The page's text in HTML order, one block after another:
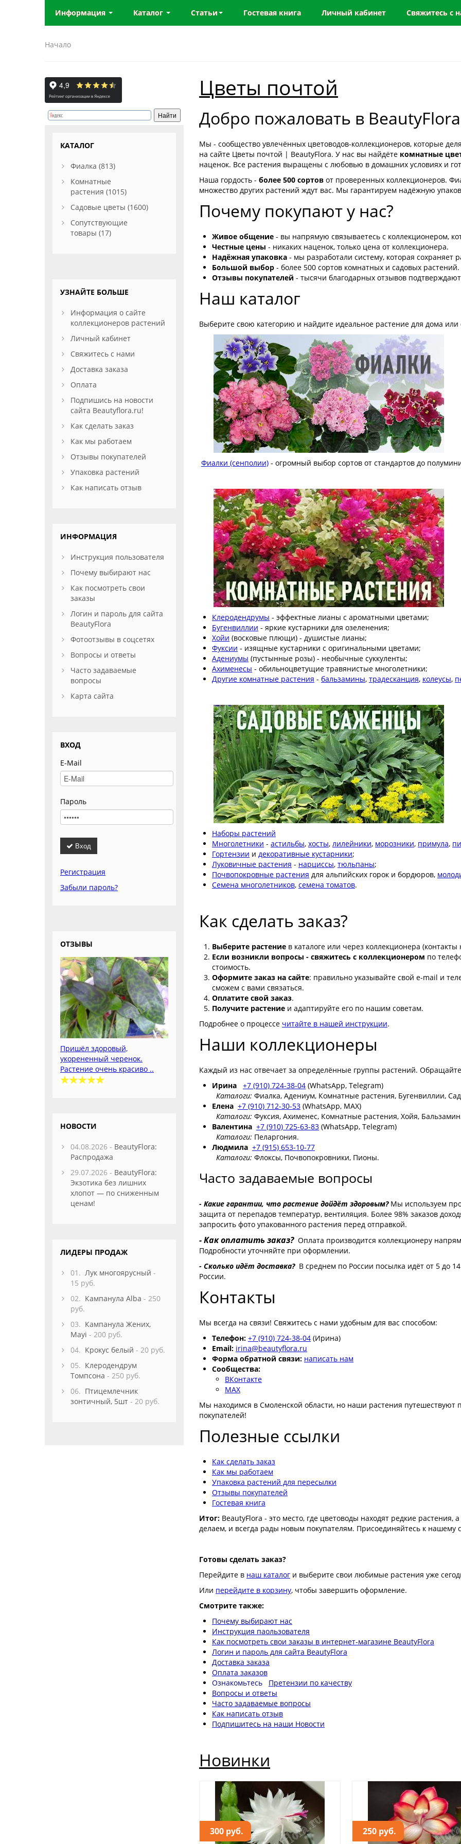
Информация Каталог Статьи Гостевая книга Личный кабинет Свяжитесь с
Начало
Цветы почтой
Добро пожаловать в
Мы - сообщество увлечённых цветоводов-коллекционеров, которые
на сайте Цветы почтой | BeautyFlora. У нас вы найдёте комнатные
наценок. Все растения выращены с любовью в домашних условиях и
Наша гордость -более 500 сортов от проверенных коллекционеров.
множество других растений ждут вас. Мы гарантируем надёжную
Почему покупают у нас?
Живое общение - вы напрямую связываетесь с коллекционером,
Честные цены - никаких наценок, только цена от коллекционера.
Надёжная упаковка - мы разработали систему, которая сохраняет
Большой выбор - более 500 сортов комнатных и садовых растений.
Отзывы покупателей - тысячи благодарных отзывов
Наш каталог
Выберите свою категорию и найдите идеальное растение для дома или
Фиалки (сенполии) - огромный выбор сортов от стандартов до
Клеродендрумы - эффектные лианы с ароматными цветами;
Бугенвиллии - яркие кустарники для озеленения;
Хойи (восковые плющи) - душистые лианы;
Фуксии - изящные кустарники с оригинальными цветами;
Адениумы (пустынные розы) - необычные суккуленты;
Ахименесы - обильноцветущие травянистые многолетники;
Другие комнатные растения -бальзамины,традесканция, колеусы,
Наборы растений
Многолетники -астильбы,хосты,лилейники, морозники, примула,
Гортензии идекоративные кустарники;
Луковичные растения - нарциссы,тюльпаны;
Почвопокровные растения для альпийских горок и бордюров,
Семена многолетников,семена томатов.
Как сделать заказ?
Выберите растение в каталоге или через коллекционера (контакты
Если возникли вопросы - свяжитесь с коллекционером по
стоимость.
Оформите заказ на сайте: правильно указывайте свой e-mail и
сможем с вами связаться.
Оплатите свой заказ.
Получите растение и адаптируйте его по нашим советам.
Подробнее о процессе читайте в нашей инструкции.
Наши коллекционеры
Каждый из нас отвечает за определённые группы растений.
Ирина
+7 (910) 724-38-04 (WhatsApp, Telegram)
Каталоги: Фиалка, Адениум, Комнатные растения, Бугенвиллии,
Елена +7 (910) 712-30-53 (WhatsApp, MAX)
Каталоги: Фуксия, Ахименес, Комнатные растения, Хойя,
Валентина +7 (910) 725-63-83 (WhatsApp, Telegram)
Каталоги: Пеларгония.
Людмила +7 (915) 653-10-77
Каталоги: Флоксы, Почвопокровники, Пионы.
Часто задаваемые вопросы
- Какие гарантии, что растение дойдёт здоровым? Мы используем
защита от перепадов температур, вентиляция. Более 98% заказов
запросить фото упакованного растения перед отправкой.
- Как оплатить заказ?Оплата производится коллекционеру
Подробности уточняйте при оформлении.
- Сколько идёт доставка? В среднем по России посылка идёт от 5 до
России.
Контакты
Мы всегда на связи! Свяжитесь с нами удобным для вас способом:
Телефон: +7 (910) 724-38-04 (Ирина)
Email: irina@beautyflora.ru
Форма обратной связи: написать нам
Сообщества:
ВКонтакте
MAX
Мы находимся в Смоленской области, но наши растения путешествуют
покупателей!
Полезные ссылки
Как сделать заказ
Как мы работаем
Упаковка растений для пересылки
Отзывы покупателей
Гостевая книга
Итог: BeautyFlora - это место, где цветоводы находят редкие
делаем, и всегда рады новым покупателям. Присоединяйтесь к нашему
Готовы сделать заказ?
Перейдите в наш каталог и выберите свои любимые растения уже
Или перейдите в корзину, чтобы завершить оформление.
Смотрите также:
Почему выбирают нас
Инструкция паользователя
Как посмотреть свои заказы в интернет-магазине BeautyFlora
Логин и пароль для сайта BeautyFlora
Доставка заказа
Оплата заказов
Ознакомьтесь Претензии по качеству
Вопросы и ответы
Часто задаваемые вопросы
Как написать отзыв
Подпишитесь на наши Новости
Новинки
300 руб. 250 руб.
КАТАЛОГ
Фиалка (813)
Комнатные
растения (1015)
Садовые цветы (1600)
Сопутствующие
товары (17)
УЗНАЙТЕ БОЛЬШЕ
Информация о сайте
коллекционеров растений
Личный кабинет
Свяжитесь с нами
Доставка заказа
Оплата
Подпишись на новости
сайта Beautyflora.ru!
Как сделать заказ
Как мы работаем
Отзывы покупателей
Упаковка растений
Как написать отзыв
ИНФОРМАЦИЯ
Инструкция пользователя
Почему выбирают нас
Как посмотреть свои
заказы
Логин и пароль для сайта
BeautyFlora
Фотоотзывы в соцсетях
Вопросы и ответы
Часто задаваемые
вопросы
Карта сайта
ВХОД
E-Mail
Пароль
Вход
Регистрация
Забыли пароль?
ОТЗЫВЫ
Пришёл здоровый,
укорененный черенок.
Растение очень красиво ..
НОВОСТИ
04.08.2026 - BeautyFlora:
Распродажа
29.07.2026 - BeautyFlora:
Экзотика без лишних
хлопот — по сниженным
ценам!
ЛИДЕРЫ ПРОДАЖ
01. Лук многоярусный -
15 руб.
02. Кампанула Alba - 250
руб.
03. Кампанула Жених,
Mayi - 200 руб.
04. Крокус белый - 20 руб.
05. Клеродендрум
Томпсона - 250 руб.
06. Птицемлечник
зонтичный, 5шт - 20 руб.